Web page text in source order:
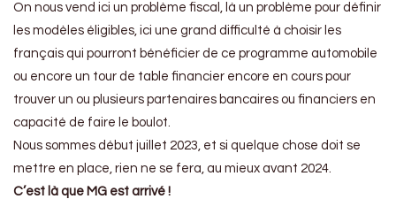
On nous vend ici un problème fiscal, là un problème pour définir
les modèles éligibles, ici une grand difficulté à choisir les
français qui pourront bénéficier de ce programme automobile
ou encore un tour de table financier encore en cours pour
trouver un ou plusieurs partenaires bancaires ou financiers en
capacité de faire le boulot.
Nous sommes début juillet 2023, et si quelque chose doit se
mettre en place, rien ne se fera, au mieux avant 2024.
C’est là que MG est arrivé !